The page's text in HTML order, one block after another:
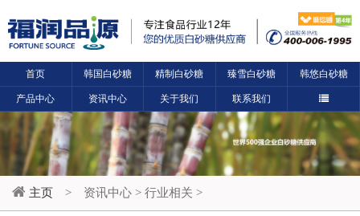
首页 韩国白砂糖 精制白砂糖 臻雪白砂糖 韩悠白砂糖
产品中心 资讯中心 关于我们 联系我们
主页 > 资讯中心 > 行业相关 >